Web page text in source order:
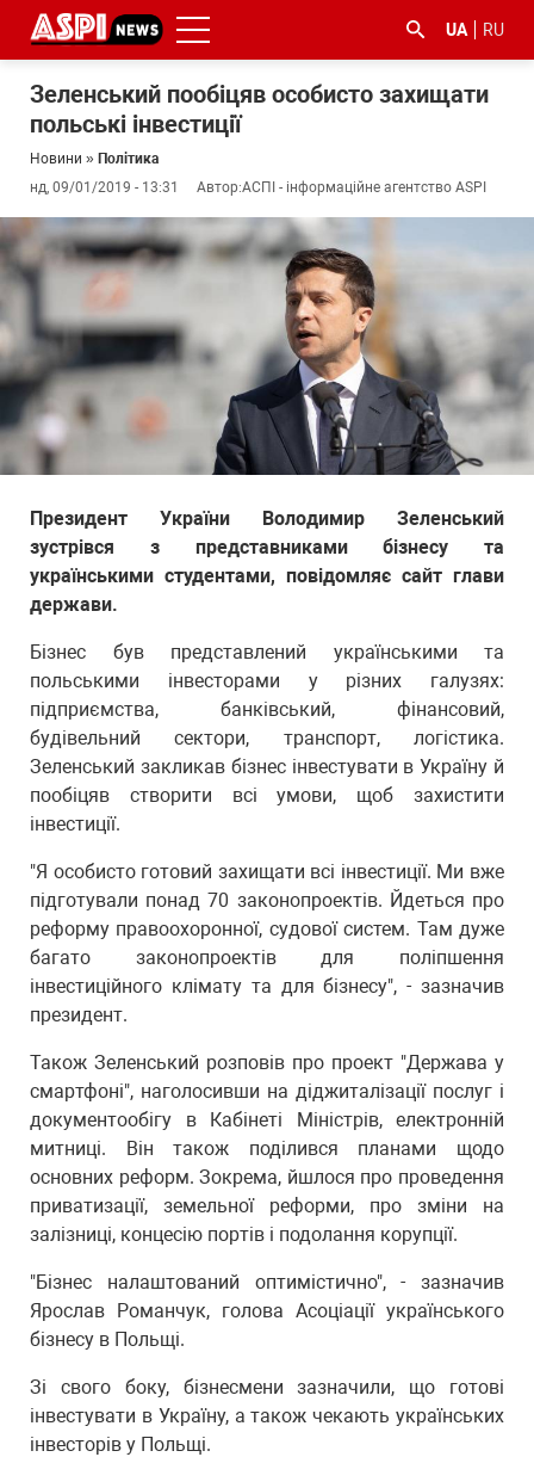
UA RU
Зеленський пообіцяв особисто захищати
польські інвестиції
Новини » Політика
нд, 09/01/2019 - 13:31
Автор:АСПІ - інформаційне агентство ASPI
Президент України Володимир Зеленський
зустрівся з представниками бізнесу та
українськими студентами, повідомляє сайт глави
держави.
Бізнес був представлений українськими та
польськими інвесторами у різних галузях:
підприємства, банківський, фінансовий,
будівельний сектори, транспорт, логістика.
Зеленський закликав бізнес інвестувати в Україну й
пообіцяв створити всі умови, щоб захистити
інвестиції.
"Я особисто готовий захищати всі інвестиції. Ми вже
підготували понад 70 законопроектів. Йдеться про
реформу правоохоронної, судової систем. Там дуже
багато законопроектів для поліпшення
інвестиційного клімату та для бізнесу", - зазначив
президент.
Також Зеленський розповів про проект "Держава у
смартфоні", наголосивши на діджиталізації послуг і
документообігу в Кабінеті Міністрів, електронній
митниці. Він також поділився планами щодо
основних реформ. Зокрема, йшлося про проведення
приватизації, земельної реформи, про зміни на
залізниці, концесію портів і подолання корупції.
"Бізнес налаштований оптимістично", - зазначив
Ярослав Романчук, голова Асоціації українського
бізнесу в Польщі.
Зі свого боку, бізнесмени зазначили, що готові
інвестувати в Україну, а також чекають українських
інвесторів у Польщі.
#ООС
#боротьба
корупцією
#ДФС #Київ #коронавірус